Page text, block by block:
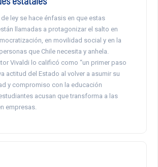
ley se hace énfasis en que estas
llamadas a protagonizar el salto en
en movilidad social y en la
que Chile necesita y anhela.
Vivaldi lo calificó como “un primer paso
actitud del Estado al volver a asumir su
y compromiso con la educación
acusan que transforma a las
empresas.